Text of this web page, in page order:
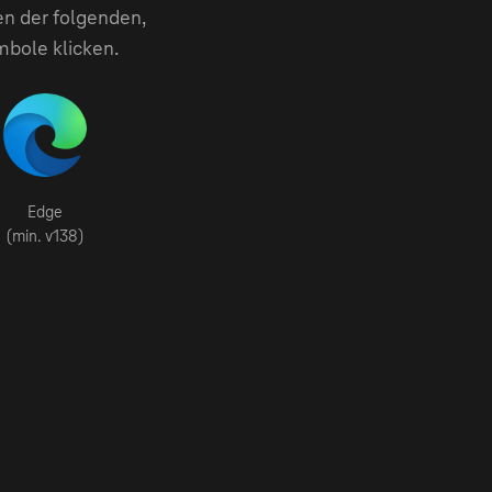
der folgenden,
klicken.
Edge
(min. v138)